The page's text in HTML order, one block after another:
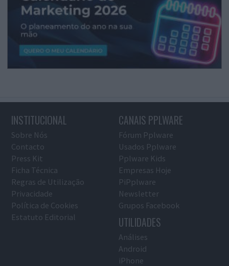
INSTITUCIONAL
Sobre Nós
Contacto
Press Kit
Ficha Técnica
Regras de Utilização
Privacidade
Política de Cookies
Estatuto Editorial
CANAIS PPLWARE
Fórum Pplware
Usados Pplware
Pplware Kids
Empresas Hoje
PiPplware
Newsletter
Grupos Facebook
UTILIDADES
Análises
Android
iPhone